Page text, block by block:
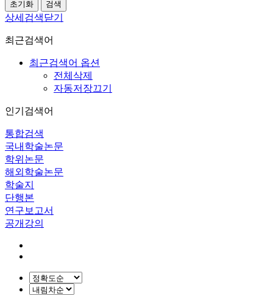
상세검색닫기
최근검색어
최근검색어 옵션
전체삭제
자동저장끄기
인기검색어
통합검색
국내학술논문
학위논문
해외학술논문
학술지
단행본
연구보고서
공개강의